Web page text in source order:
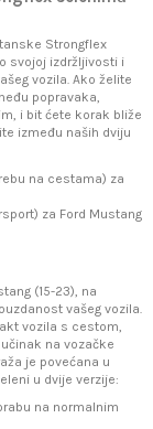
Strongflex
svojoj izdržljivosti i
vozila. Ako želite
popravaka,
i bit ćete korak bliže
između naših dviju
na cestama) za
za Ford Mustang
(15-23), na
vašeg vozila.
vozila s cestom,
na vozačke
je povećana u
u dvije verzije:
na normalnim